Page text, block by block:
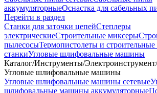
аккумуляторныеОснастка для сабельных
Перейти в раздел
Станки для заточки цепейСтеплеры
электрическиеСтроительные миксеры
пылесосыТермопистолеты и
станкиУгловые шлифовальные машины
Каталог/Инструменты/Электроинструмент/
Угловые шлифовальные машины
Угловые шлифовальные машины сетевые
шлифовальные машины аккумуляторные